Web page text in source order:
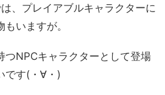
は、プレイアブルキャラクターに
いますが。
つNPCキャラクターとして登場
です(・∀・)